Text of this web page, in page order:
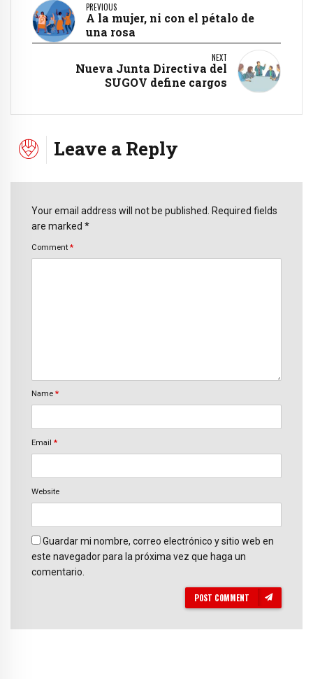
PREVIOUS
A la mujer, ni con el pétalo de
una rosa
NEXT
Nueva Junta Directiva del
SUGOV define cargos
Leave a Reply
Your email address will not be published. Required fields
are marked *
Comment *
Name *
Email *
Website
Guardar mi nombre, correo electrónico y sitio web en
este navegador para la próxima vez que haga un
comentario.
POST COMMENT